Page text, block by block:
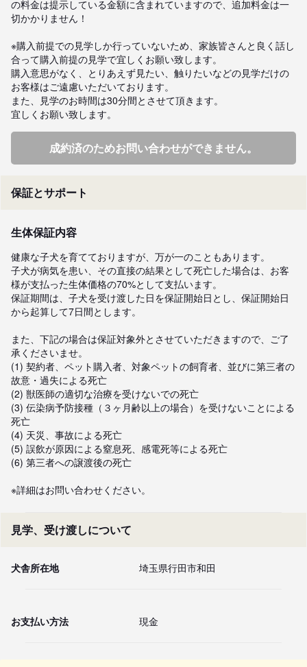
の料金は提示している金額に含まれていますので、追加料金は一
切かかりません！
※購入前提での見学しか行っていないため、家族皆さんと良く話し
合って購入前提の見学で宜しくお願い致します。
購入意思がなく、とりあえず見たい、触りたいなどの見学だけの
お客様はご遠慮いただいております。
また、見学のお時間は30分間とさせて頂きます。
宜しくお願い致します。
成約済のためお問い合わせができません。
保証とサポート
生体保証内容
健康な子犬を育てておりますが、万が一のこともあります。
子犬が病気を患い、その直接の結果として死亡した場合は、お客
様が支払った生体価格の70%として支払います。
保証期間は、子犬を受け渡した日を保証開始日とし、保証開始日
から起算して7日間とします。
また、下記の場合は保証対象外とさせていただきますので、ご了
承くださいませ。
(1) 契約者、ペット購入者、対象ペットの飼育者、並びに第三者の
故意・過失による死亡
(2) 獣医師の適切な治療を受けないでの死亡
(3) 伝染病予防接種（３ヶ月齢以上の場合）を受けないことによる
死亡
(4) 天災、事故による死亡
(5) 誤飲が原因による窒息死、感電死等による死亡
(6) 第三者への譲渡後の死亡
※詳細はお問い合わせください。
見学、受け渡しについて
犬舎所在地 埼玉県行田市和田
お支払い方法 現金